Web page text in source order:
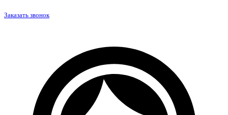
Заказать звонок